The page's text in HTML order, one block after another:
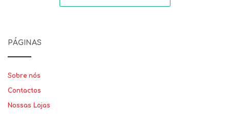
PÁGINAS
Sobre nós
Contactos
Nossas Lojas